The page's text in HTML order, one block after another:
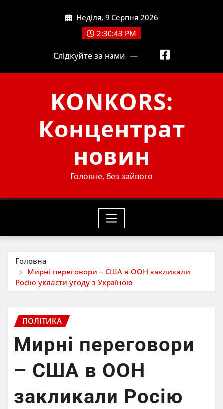
Неділя, 9 Серпня 2026
2:30:45 PM
Слідкуйте за нами
KONKORS:
Концентрат
новин
Головне, без зайвого
Головна
Мирні переговори – США в ООН закликали
Росію укласти угоду з Україною
ПОЛІТИКА
Мирні переговори
– США в ООН
закликали Росію